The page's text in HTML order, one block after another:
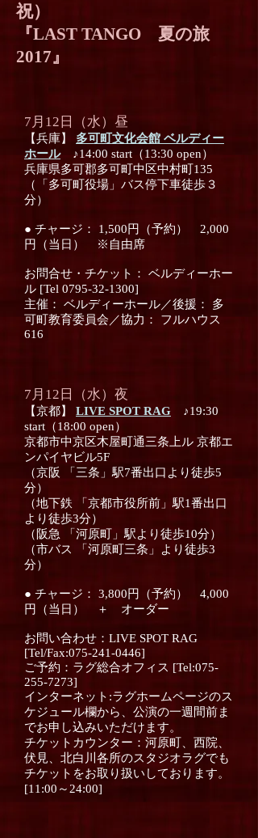
祝）
『LAST TANGO 夏の旅
2017』
7月12日（水）昼
【兵庫】 多可町文化会館 ベルディー
ホール♪14:00 start（13:30 open）
兵庫県多可郡多可町中区中村町135
（「多可町役場」バス停下車徒歩３
分）
● チャージ： 1,500円（予約） 2,000
円（当日） ※自由席
お問合せ・チケット： ベルディーホー
ル [Tel 0795-32-1300]
主催： ベルディーホール／後援： 多
可町教育委員会／協力： フルハウス
616
7月12日（水）夜
【京都】 LIVE SPOT RAG ♪19:30
start（18:00 open）
京都市中京区木屋町通三条上ル 京都エ
ンパイヤビル5F
（京阪 「三条」駅7番出口より徒歩5
分）
（地下鉄 「京都市役所前」駅1番出口
より徒歩3分）
（阪急 「河原町」駅より徒歩10分）
（市バス 「河原町三条」より徒歩3
分）
● チャージ： 3,800円（予約） 4,000
円（当日） ＋ オーダー
お問い合わせ：LIVE SPOT RAG
[Tel/Fax:075-241-0446]
ご予約：ラグ総合オフィス [Tel:075-
255-7273]
インターネット:ラグホームページのス
ケジュール欄から、公演の一週間前ま
でお申し込みいただけます。
チケットカウンター：河原町、西院、
伏見、北白川各所のスタジオラグでも
チケットをお取り扱いしております。
[11:00～24:00]